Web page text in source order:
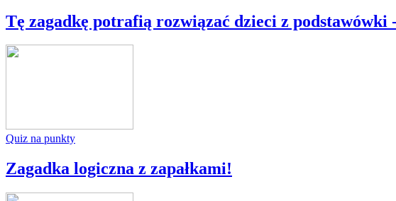
Tę zagadkę potrafią rozwiązać dzieci z podstawówki
Quiz na punkty
Zagadka logiczna z zapałkami!